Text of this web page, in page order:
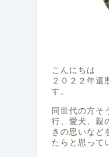
こんにちは
２０２２年還
す。
同世代の方そ
行、愛犬、親
きの思いなど
たらと思って